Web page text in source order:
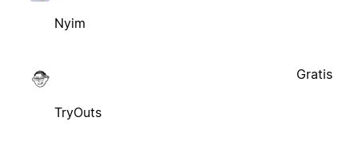
Nyim
TryOuts
Gratis